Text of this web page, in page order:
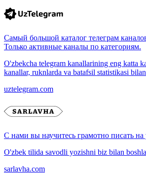
Самый большой каталог телеграм
Только активные каналы по категориям.
O'zbekcha telegram kanallarining eng katta
kanallar, ruknlarda va batafsil statistikasi
uztelegram.com
С нами вы научитесь грамотно писать на
O'zbek tilida savodli yozishni biz bilan
sarlavha.com